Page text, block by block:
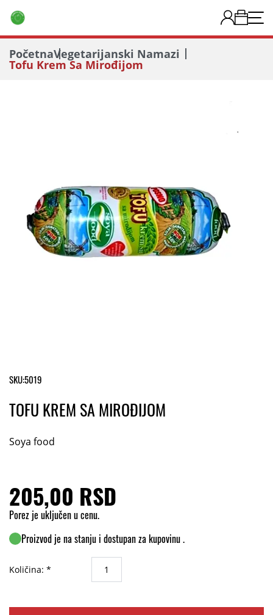
PočetnaVegetarijanski Namazi
Tofu Krem Sa Mirođijom
SKU:5019
TOFU KREM SA MIROĐIJOM
Soya food
205,00 RSD
Porez je uključen u cenu.
Proizvod je na stanju i dostupan za kupovinu .
Količina: *